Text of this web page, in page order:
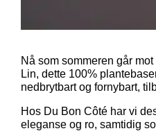
Nå som sommeren går
Lin, dette 100%
nedbrytbart og fornybart,
Hos Du Bon Côté har vi
eleganse og ro, samtidig